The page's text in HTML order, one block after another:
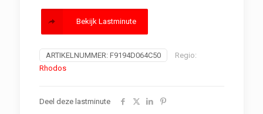
Bekijk Lastminute
ARTIKELNUMMER: F9194D064C50
Regio:
Rhodos
Deel deze lastminute